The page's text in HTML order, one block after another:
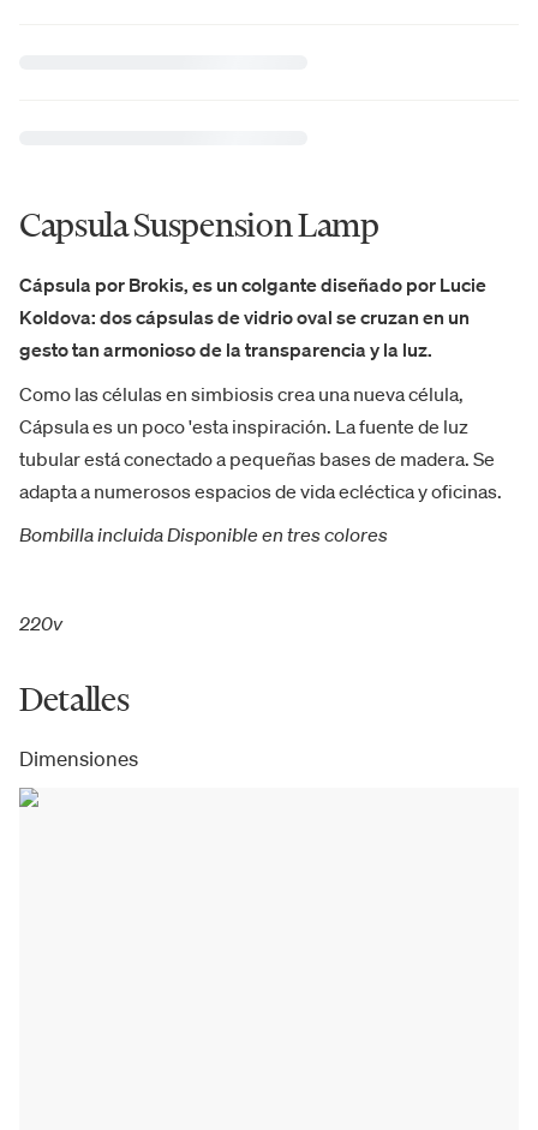
Capsula Suspension Lamp
Cápsula por Brokis, es un colgante diseñado por Lucie
Koldova: dos cápsulas de vidrio oval se cruzan en un
gesto tan armonioso de la transparencia y la luz.
Como las células en simbiosis crea una nueva célula,
Cápsula es un poco 'esta inspiración. La fuente de luz
tubular está conectado a pequeñas bases de madera. Se
adapta a numerosos espacios de vida ecléctica y oficinas.
Bombilla incluida Disponible en tres colores
220v
Detalles
Dimensiones